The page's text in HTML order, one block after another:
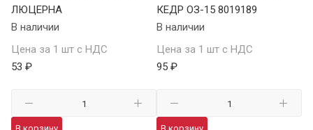
ЛЮЦЕРНА
В наличии
Цена за 1 шт с НДС
53 ₽
КЕДР ОЗ-15 8019189
В наличии
Цена за 1 шт с НДС
95 ₽